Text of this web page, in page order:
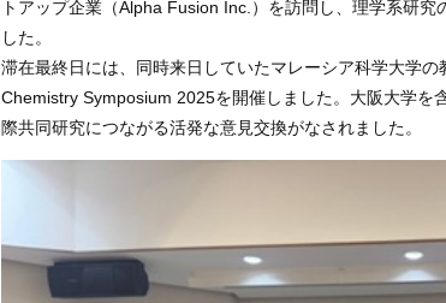
トアップ企業（Alpha Fusion Inc.）を訪問し、理学系研
した。
滞在最終日には、同時来日していたマレーシア科学大学
Chemistry Symposium 2025を開催しました。大阪大学を
際共同研究につながる活発な意見交換がなされました。